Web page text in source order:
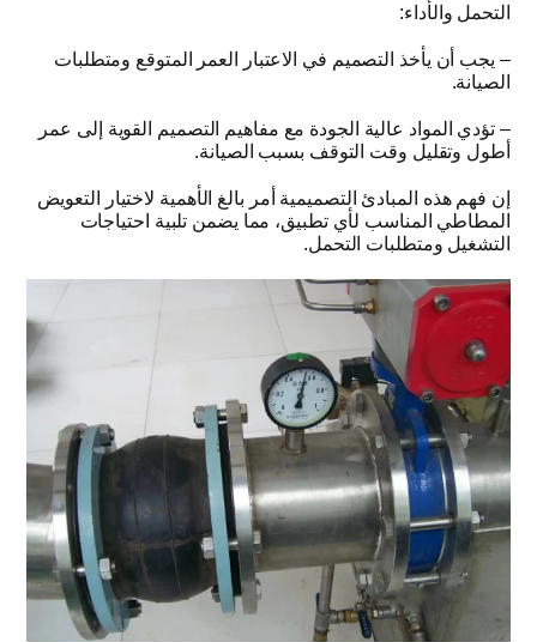
التحمل والأداء:
– يجب أن يأخذ التصميم في الاعتبار العمر المتوقع ومتطلبات
الصيانة.
–تؤدي المواد عالية الجودة مع مفاهيم التصميم القوية إلى عمر
أطول وتقليل وقت التوقف بسبب الصيانة.
إن فهم هذه المبادئ التصميمية أمر بالغ الأهمية لاختيار التعويض
المطاطي المناسب لأي تطبيق، مما يضمن تلبية احتياجات
التشغيل ومتطلبات التحمل.